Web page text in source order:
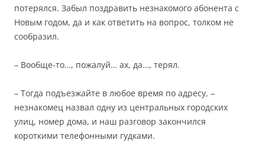
потерялся. Забыл поздравить незнакомого абонента с
Новым годом, да и как ответить на вопрос, толком не
сообразил.
– Вообще-то…, пожалуй… ах, да…, терял.
– Тогда подъезжайте в любое время по адресу, –
незнакомец назвал одну из центральных городских
улиц, номер дома, и наш разговор закончился
короткими телефонными гудками.